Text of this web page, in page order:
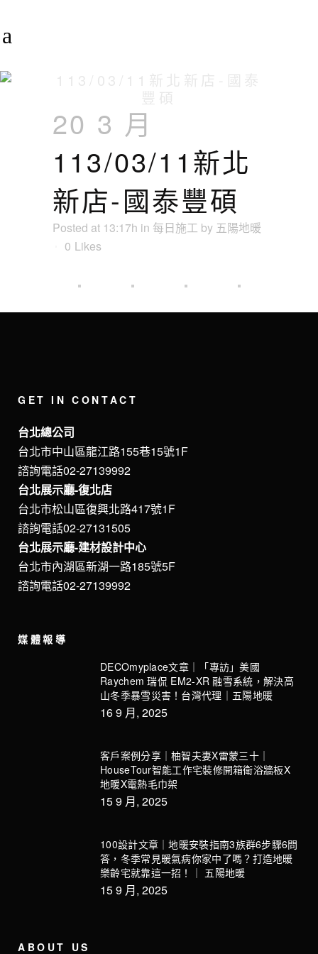
20 3 月
113/03/11新北
新店-國泰豐碩
Posted at 13:17h in 每日施工 by 五陽地暖
0 Likes
GET IN CONTACT
台北總公司
台北市中山區龍江路155巷15號1F
諮詢電話02-27139992
台北展示廳-復北店
台北市松山區復興北路417號1F
諮詢電話02-27131505
台北展示廳-建材設計中心
台北市內湖區新湖一路185號5F
諮詢電話02-27139992
媒體報導
DECOmyplace文章｜「專訪」美國
Raychem 瑞侃 EM2-XR 融雪系統，解決高
山冬季暴雪災害！台灣代理｜五陽地暖
16 9 月, 2025
客戶案例分享｜柚智夫妻X雷蒙三十｜
HouseTour智能工作宅裝修開箱衛浴牆板X
地暖X電熱毛巾架
15 9 月, 2025
100設計文章｜地暖安裝指南3族群6步驟6問
答，冬季常見暖氣病你家中了嗎？打造地暖
樂齡宅就靠這一招！｜ 五陽地暖
15 9 月, 2025
ABOUT US